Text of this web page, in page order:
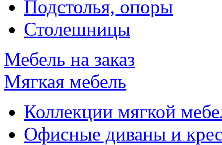
Подстолья, опоры
Столешницы
Мебель на заказ
Мягкая мебель
Коллекции мягкой
Офисные диваны и